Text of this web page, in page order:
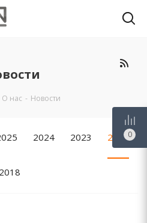
О нас - Новости
2024 2023 2022
2018
0